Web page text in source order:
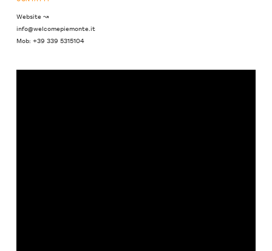
Website ↝
info@welcomepiemonte.it
Mob: +39 339 5315104